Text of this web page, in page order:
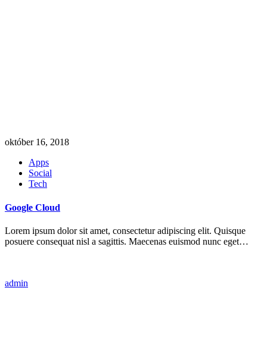
október 16, 2018
Apps
Social
Tech
Google Cloud
Lorem ipsum dolor sit amet, consectetur adipiscing elit. Quisque
posuere consequat nisl a sagittis. Maecenas euismod nunc eget…
admin